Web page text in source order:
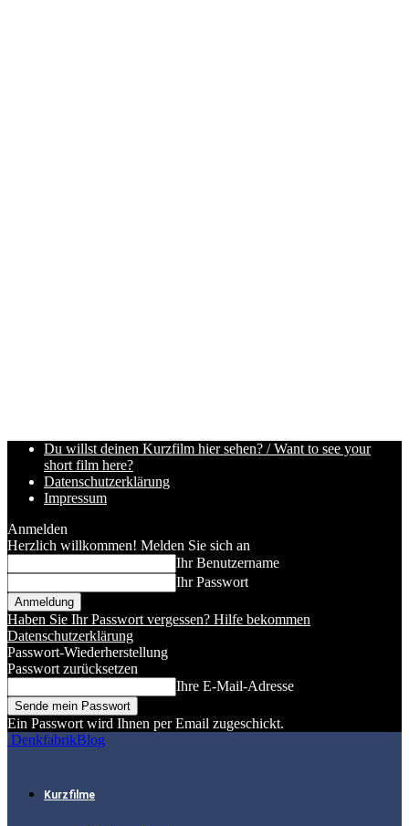
Du willst deinen Kurzfilm hier sehen? / Want to see your
short film here?
Datenschutzerklärung
Impressum
Anmelden
Herzlich willkommen! Melden Sie sich an
Ihr Benutzername
Ihr Passwort
Haben Sie Ihr Passwort vergessen? Hilfe bekommen
Datenschutzerklärung
Passwort-Wiederherstellung
Passwort zurücksetzen
Ihre E-Mail-Adresse
Ein Passwort wird Ihnen per Email zugeschickt.
DenkfabrikBlog
Kurzfilme